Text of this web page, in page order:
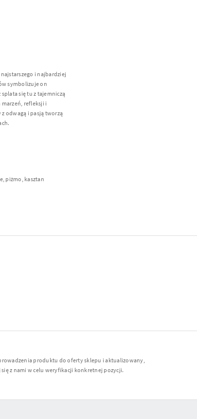
najstarszego i najbardziej
symbolizuje on
splata się tu z tajemniczą
marzeń, refleksji i
odwagą i pasją tworzą
piżmo, kasztan
produktu do oferty sklepu i aktualizowany,
z nami w celu weryfikacji konkretnej pozycji.